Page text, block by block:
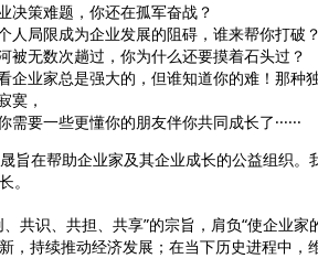
决策难题，你还在孤军奋战？
人局限成为企业发展的阻碍，谁来帮你打破？
被无数次趟过，你为什么还要摸着石头过？
企业家总是强大的，但谁知道你的难！那种
寞，
需要一些更懂你的朋友伴你共同成长了······
旨在帮助企业家及其企业成长的公益组织
。
、共识、共担、共享”的宗旨，肩负“使企业
，持续推动经济发展；在当下历史进程中